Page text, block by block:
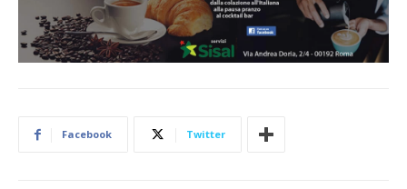
Facebook Twitter